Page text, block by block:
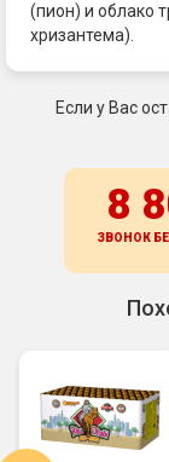
(пион) и облако
хризантема).
Если у Вас
8
ЗВОНОК